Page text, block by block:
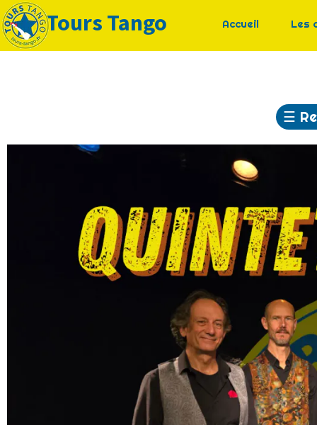
Tours Tango Accueil Les
☰